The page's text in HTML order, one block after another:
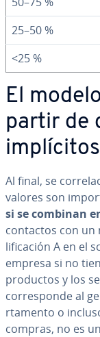
25–50 %
<25 %
El
partir de
im­plí­ci­tos
Al final, se
valores son
si se combinan
contactos con
li­fi­ca­ción A en el
empresa si no
productos y los
co­rre­s­po­n­de al
r­ta­me­n­to o
compras, no es